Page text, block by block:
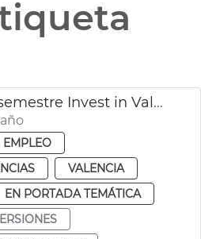
Balance primer semestre Invest in Valencia
EMPLEO
VALENCIA
EN PORTADA TEMÁTICA